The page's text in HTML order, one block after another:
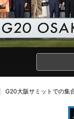
G20大阪サミットでの集